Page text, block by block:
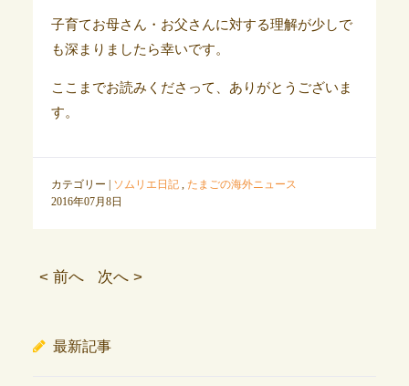
子育てお母さん・お父さんに対する理解が少しで
も深まりましたら幸いです。
ここまでお読みくださって、ありがとうございま
す。
カテゴリー | ソムリエ日記, たまごの海外ニュース
2016年07月8日
< 前へ 次へ >
最新記事